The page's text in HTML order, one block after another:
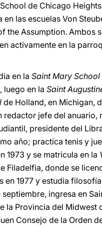
de Chicago
en las escuelas Von
the Assumption. Ambos
activamente en la
en la Saint Mary
, luego en la Saint
de Holland, en Michigan,
redactor jefe del anuario,
presidente del
año; practica tenis y
1973 y se matricula en la
Filadelfia, donde se
en 1977 y estudia
septiembre, ingresa en
la Provincia del Midwest
Consejo de la Orden